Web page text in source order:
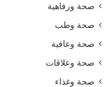
صحة ورفاهية
صحة وطب
صحة وعافية
صحة وعلاقات
صحة وغذاء